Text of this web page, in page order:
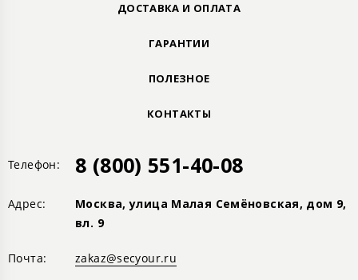
Телефон: 8 (800) 551-40-08
Адрес:
Москва, улица Малая Семёновская, дом 9,
вл. 9
Почта: zakaz@secyour.ru
ДОСТАВКА И ОПЛАТА
ГАРАНТИИ
ПОЛЕЗНОЕ
КОНТАКТЫ